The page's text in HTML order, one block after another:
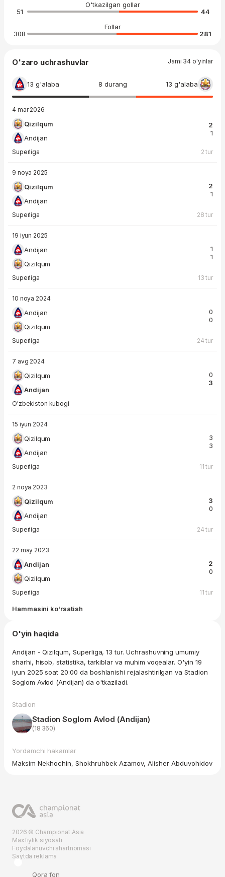
O'tkazilgan gollar
51
44
Follar
308
281
O'zaro uchrashuvlar Jami 34 o'yinlar
13 g'alaba 8 durang 13 g'alaba
4 mar 2026
Qizilqum
Andijan
2
1
Superliga 2 tur
9 noya 2025
Qizilqum
Andijan
2
1
Superliga 28 tur
19 iyun 2025
Andijan
Qizilqum
1
1
Superliga 13 tur
10 noya 2024
Andijan
Qizilqum
0
0
Superliga 24 tur
7 avg 2024
Qizilqum
Andijan
0
3
O'zbekiston kubogi
15 iyun 2024
Qizilqum
Andijan
3
3
Superliga 11 tur
2 noya 2023
Qizilqum
Andijan
3
0
Superliga 24 tur
22 may 2023
Andijan
Qizilqum
2
0
Superliga 11 tur
Hammasini ko'rsatish
O'yin haqida
Andijan - Qizilqum, Superliga, 13 tur. Uchrashuvning umumiy
sharhi, hisob, statistika, tarkiblar va muhim voqealar. O'yin 19
iyun 2025 soat 20:00 da boshlanishi rejalashtirilgan va Stadion
Soglom Avlod (Andijan) da o'tkaziladi.
Stadion
Stadion Soglom Avlod (Andijan)
(18 360)
Yordamchi hakamlar
Maksim Nekhochin, Shokhruhbek Azamov, Alisher Abduvohidov
2026 © Championat.Asia
Maxfiylik siyosati
Foydalanuvchi shartnomasi
Saytda reklama
Qora fon